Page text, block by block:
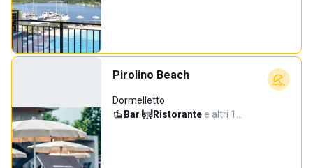
Pirolino Beach
Dormelletto
Bar· Ristorante·e altri 1…